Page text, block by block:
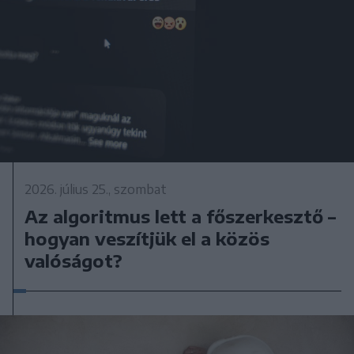
2026. július 25., szombat
Az algoritmus lett a főszerkesztő –
hogyan veszítjük el a közös
valóságot?